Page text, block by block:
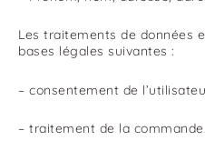
Les traitements de données
bases légales suivantes :
– consentement de
– traitement de la commande.